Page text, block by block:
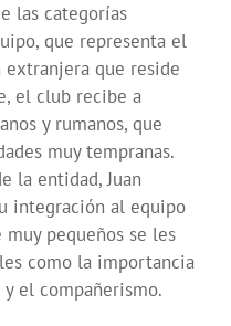
las categorías
que representa el
que reside
el club recibe a
y rumanos, que
muy tempranas.
la entidad, Juan
integración al equipo
muy pequeños se les
como la importancia
el compañerismo.